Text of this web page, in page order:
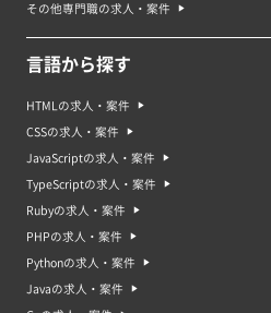
その他専門職の求人・案件
言語から探す
HTMLの求人・案件
CSSの求人・案件
JavaScriptの求人・案件
TypeScriptの求人・案件
Rubyの求人・案件
PHPの求人・案件
Pythonの求人・案件
Javaの求人・案件